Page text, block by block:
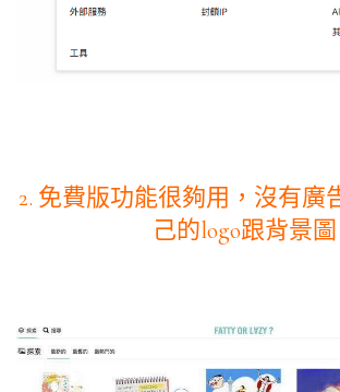
2. 免費版功能很夠用，沒有廣
己的logo跟背景圖